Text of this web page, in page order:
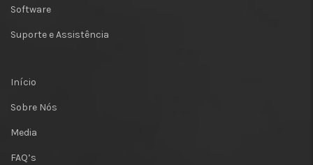
Software
Suporte e Assistência
Início
Sobre Nós
Media
FAQ’s